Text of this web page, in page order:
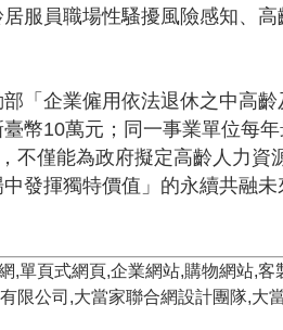
服員職場性騷擾風險感知、
「企業僱用依法退休之中高
幣10萬元；同一事業單位每
不僅能為政府擬定高齡人力資
發揮獨特價值」的永續共融未
,單頁式網頁,企業網站,購物網站,客
限公司,大當家聯合網設計團隊,大